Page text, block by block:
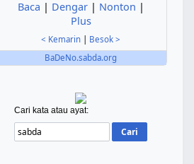
Baca | Dengar| Nonton |
Plus
< Kemarin
Besok >
BaDeNo.sabda.org
Cari kata atau ayat: